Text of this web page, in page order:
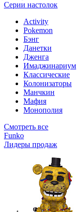
Серии настолок
Activity
Pokemon
Бэнг
Данетки
Дженга
Имаджинариум
Классические
Колонизаторы
Манчкин
Мафия
Монополия
Смотреть все
Funko
Лидеры продаж